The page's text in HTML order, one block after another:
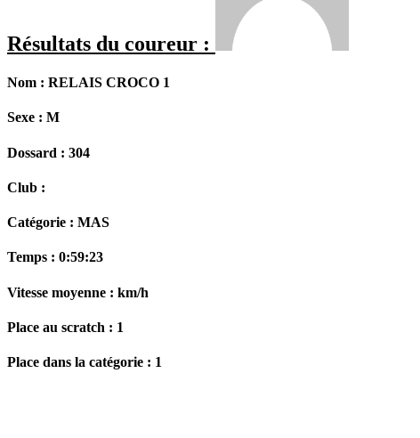
Résultats du coureur :
Nom : RELAIS CROCO 1
Sexe : M
Dossard : 304
Club :
Catégorie : MAS
Temps : 0:59:23
Vitesse moyenne : km/h
Place au scratch : 1
Place dans la catégorie : 1